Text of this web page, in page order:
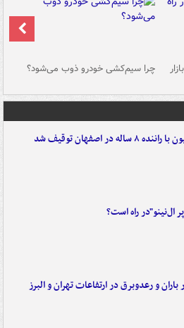
چرا سیم‌کشی خودرو ذوب می‌شود؟
۸ ساله در اصفهان توقیف شد
ال‌نینو"در راه است؟
باران و رعدوبرق در ارتفاعات تهران و البرز